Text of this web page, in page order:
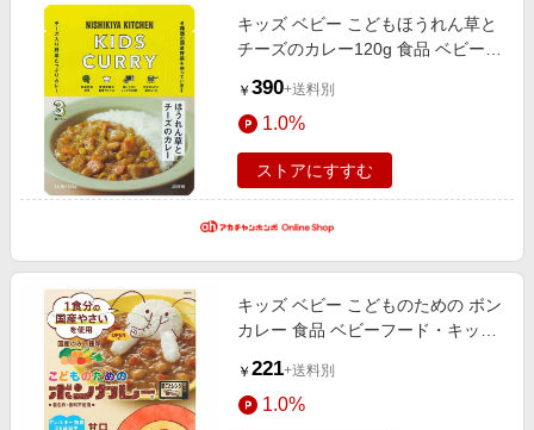
キッズ ベビー こどもほうれん草と
チーズのカレー120g 食品 ベビーフ
￥ 390+送料別
1.0%
ストアにすすむ
キッズ ベビー こどものための ボン
カレー 食品 ベビーフード・キッズ
￥ 221+送料別
1.0%